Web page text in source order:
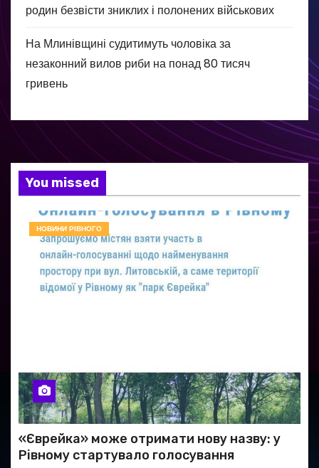
родин безвісти зниклих і полонених військових
На Млинівщині судитимуть чоловіка за
незаконний вилов риби на понад 80 тисяч
гривень
You missed
НОВИНИ РІВНОГО
«Єврейка» може отримати нову назву: у
Рівному стартувало голосування